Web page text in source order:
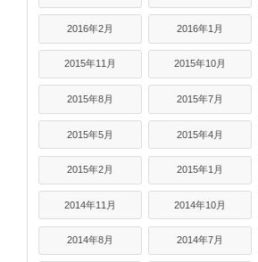
2016年2月 2016年1月
2015年11月 2015年10月
2015年8月 2015年7月
2015年5月 2015年4月
2015年2月 2015年1月
2014年11月 2014年10月
2014年8月 2014年7月